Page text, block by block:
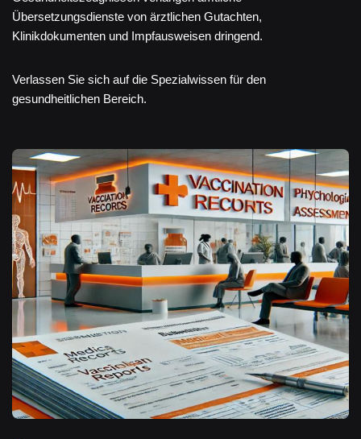
Übersetzungsdienste von ärztlichen Gutachten,
Klinikdokumenten und Impfausweisen dringend.
Verlassen Sie sich auf die Spezialwissen für den
gesundheitlichen Bereich.